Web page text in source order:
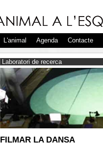
L'animal Agenda Contacte
Laboratori de recerca
FILMAR LA DANSA